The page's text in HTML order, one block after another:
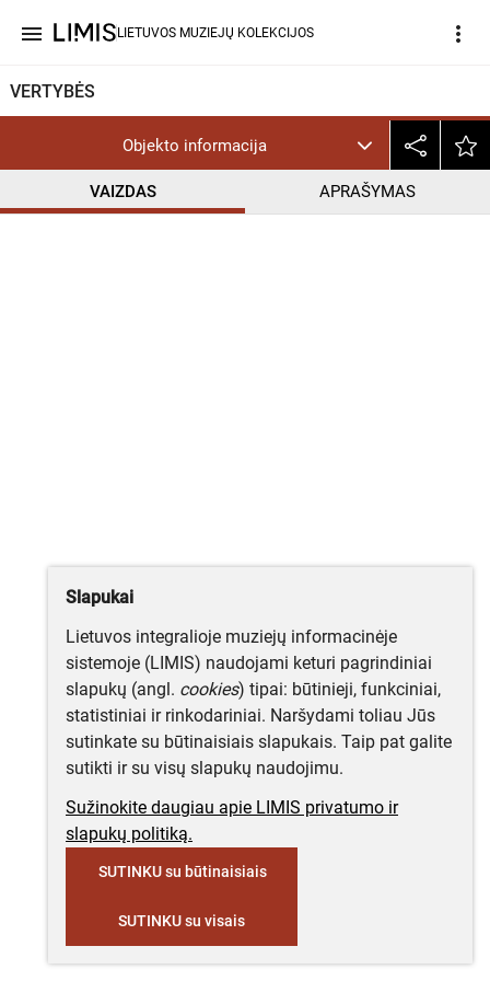
menu LIETUVOS MUZIEJŲ KOLEKCIJOS more_vert
VERTYBĖS
Objekto informacija
VAIZDAS APRAŠYMAS
Slapukai
Lietuvos integralioje muziejų informacinėje
sistemoje (LIMIS) naudojami keturi pagrindiniai
slapukų (angl. cookies) tipai: būtinieji, funkciniai,
statistiniai ir rinkodariniai. Naršydami toliau Jūs
sutinkate su būtinaisiais slapukais. Taip pat galite
sutikti ir su visų slapukų naudojimu.
Sužinokite daugiau apie LIMIS privatumo ir
slapukų politiką.
SUTINKU su būtinaisiais
SUTINKU su visais